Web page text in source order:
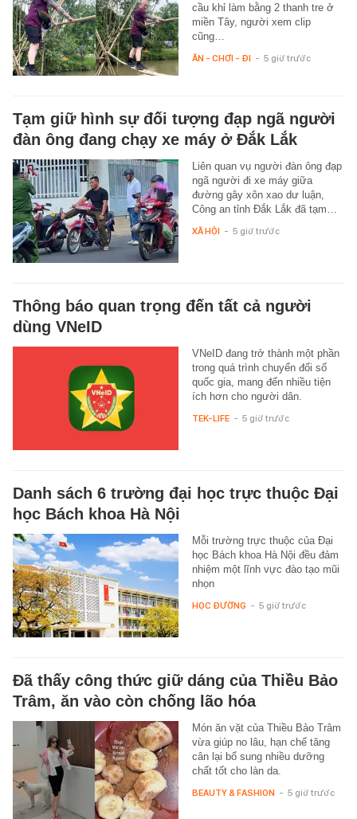
cầu khỉ làm bằng 2 thanh tre ở
miền Tây, người xem clip
cũng…
ĂN - CHƠI - ĐI - 5 giờ trước
Tạm giữ hình sự đối tượng đạp ngã người
đàn ông đang chạy xe máy ở Đắk Lắk
Liên quan vụ người đàn ông đạp
ngã người đi xe máy giữa
đường gây xôn xao dư luận,
Công an tỉnh Đắk Lắk đã tạm…
XÃ HỘI - 5 giờ trước
Thông báo quan trọng đến tất cả người
dùng VNeID
VNeID đang trở thành một phần
trong quá trình chuyển đổi số
quốc gia, mang đến nhiều tiện
ích hơn cho người dân.
TEK-LIFE - 5 giờ trước
Danh sách 6 trường đại học trực thuộc Đại
học Bách khoa Hà Nội
Mỗi trường trực thuộc của Đại
học Bách khoa Hà Nội đều đảm
nhiệm một lĩnh vực đào tạo mũi
nhọn
HỌC ĐƯỜNG - 5 giờ trước
Đã thấy công thức giữ dáng của Thiều Bảo
Trâm, ăn vào còn chống lão hóa
Món ăn vặt của Thiều Bảo Trâm
vừa giúp no lâu, hạn chế tăng
cân lại bổ sung nhiều dưỡng
chất tốt cho làn da.
BEAUTY & FASHION - 5 giờ trước